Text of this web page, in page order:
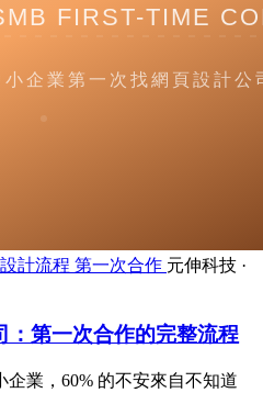
計流程 第一次合作 元伸科技 ·
：第一次合作的完整流程
業，60% 的不安來自不知道